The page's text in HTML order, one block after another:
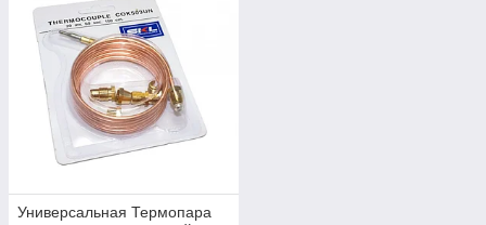
Универсальная Термопара